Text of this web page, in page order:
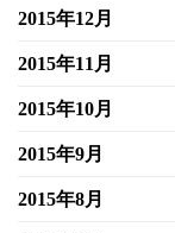
2015年12月
2015年11月
2015年10月
2015年9月
2015年8月